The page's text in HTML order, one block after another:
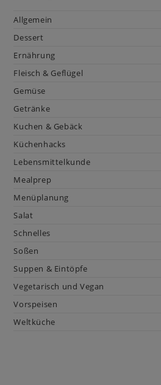
Allgemein
Dessert
Ernährung
Fleisch & Geflügel
Gemüse
Getränke
Kuchen & Gebäck
Küchenhacks
Lebensmittelkunde
Mealprep
Menüplanung
Salat
Schnelles
Soßen
Suppen & Eintöpfe
Vegetarisch und Vegan
Vorspeisen
Weltküche